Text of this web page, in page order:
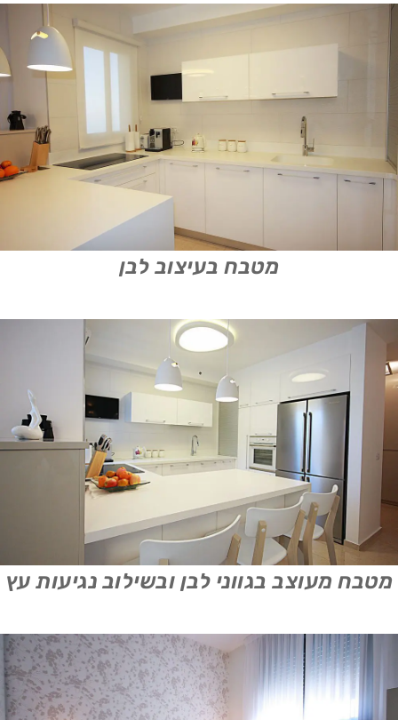
מטבח בעיצוב לבן
מטבח מעוצב בגווני לבן ובשילוב נגיעות עץ